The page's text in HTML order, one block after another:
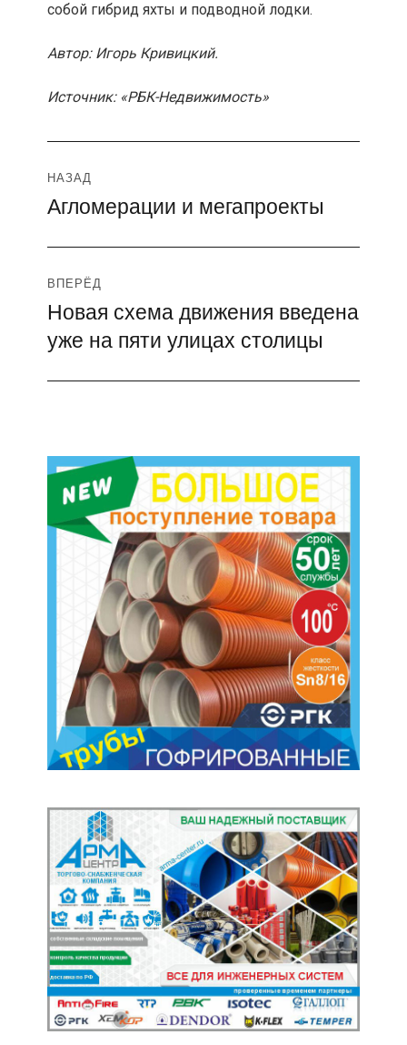
собой гибрид яхты и подводной лодки.
Автор: Игорь Кривицкий.
Источник: «РБК-Недвижимость»
Навигация
по
записям
НАЗАД
Предыдущая
Агломерации и мегапроекты
ВПЕРЁД
Следующая
запись:
Новая схема движения введена
уже на пяти улицах столицы